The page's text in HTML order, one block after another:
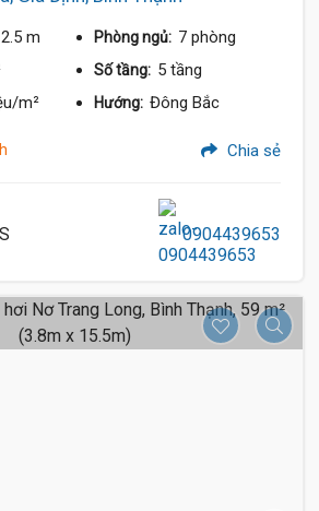
m Phòng ngủ: 7 phòng
Số tầng: 5 tầng
m² Hướng: Đông Bắc
Chia sẻ
0904439653